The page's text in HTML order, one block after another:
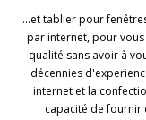
...et tablier pour
par internet, pour
qualité sans avoir à
décennies
internet et la
capacité de